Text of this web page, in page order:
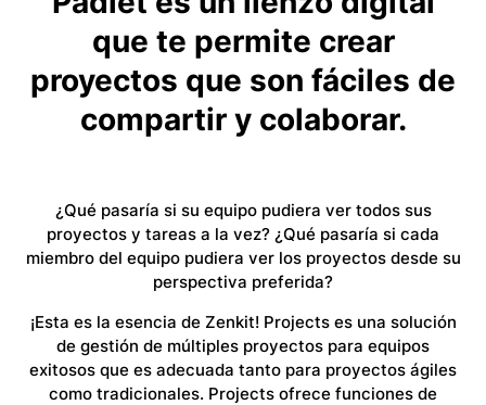
que te permite crear
proyectos que son fáciles de
compartir y colaborar.
¿Qué pasaría si su equipo pudiera ver todos sus
proyectos y tareas a la vez? ¿Qué pasaría si cada
miembro del equipo pudiera ver los proyectos desde su
perspectiva preferida?
¡Esta es la esencia de Zenkit! Projects es una solución
de gestión de múltiples proyectos para equipos
exitosos que es adecuada tanto para proyectos ágiles
como tradicionales. Projects ofrece funciones de